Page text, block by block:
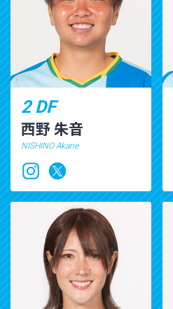
2 DF
西野 朱音
NISHINO Akane